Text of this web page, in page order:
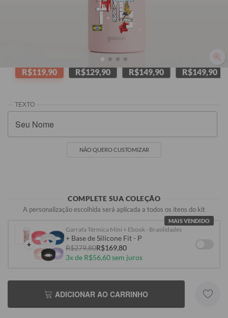
R$119,90
Preta
R$129,90
Branca
R$149,90
Melancia
R$149,90
NÃO QUERO CUSTOMIZAR
COMPLETE SUA COLEÇÃO
A personalização escolhida será aplicada a todos os itens do kit
MAIS VENDIDO
+
Garrafa Térmica Mini + Ebook - Brasilidades
+ Base de Silicone Fit - P
R$279,80R$169,80
3x de R$56,60 sem juros
ADICIONAR AO CARRINHO